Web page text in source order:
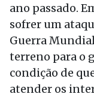
ano passado.
sofrer um
Guerra
terreno para o
condição de
atender os